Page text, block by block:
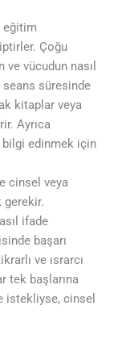
eğitim
Çoğu
vücudun nasıl
seans süresinde
kitaplar veya
Ayrıca
bilgi edinmek için
cinsel veya
ifade
başarı
ve ısrarcı
tek başlarına
istekliyse, cinsel